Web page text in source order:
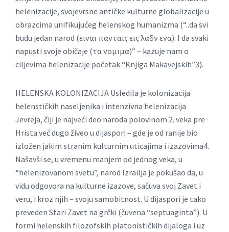
helenizacije, svojevrsne antičke kulturne globalizacije u
obrazcima unifikujućeg helenskog humanizma (“..da svi
budu jedan narod (ειναι πανταις εις λαδν ενα). I da svaki
napusti svoje običaje (τα νομιμα)” – kazuje nam o
ciljevima helenizacije početak “Knjiga Makavejskih”3).
HELENSKA KOLONIZACIJA Usledila je kolonizacija
helenstičkih naseljenika i intenzivna helenizacija
Jevreja, čiji je najveći deo naroda polovinom 2. veka pre
Hrista već dugo živeo u dijaspori – gde je od ranije bio
izložen jakim stranim kulturnim uticajima i izazovima4.
Našavši se, u vremenu manjem od jednog veka, u
“helenizovanom svetu”, narod Izrailja je pokušao da, u
vidu odgovora na kulturne izazove, sačuva svoj Zavet i
veru, i kroz njih – svoju samobitnost. U dijaspori je tako
preveden Stari Zavet na grčki (čuvena “septuaginta”). U
formi helenskih filozofskih platonističkih dijaloga i uz